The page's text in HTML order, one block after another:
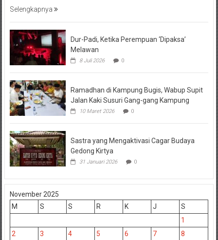
Selengkapnya
Dur-Padi, Ketika Perempuan ‘Dipaksa’
Melawan
8 Juli 2026 0
Ramadhan di Kampung Bugis, Wabup Supit
Jalan Kaki Susuri Gang-gang Kampung
10 Maret 2026 0
Sastra yang Mengaktivasi Cagar Budaya
Gedong Kirtya
31 Januari 2026 0
November 2025
M
S S R K J
S
1
2
3 4 5 6 7 8